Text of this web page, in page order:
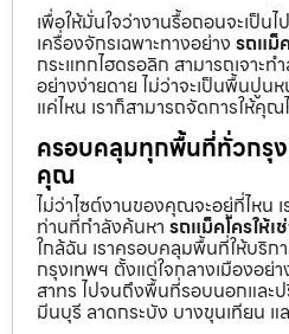
เพื่อให้มั่นใจว่างานรื้อถอนจะเป็น
เครื่องจักรเฉพาะทางอย่าง รถแม็
กระแทกไฮดรอลิก สามารถเจาะท
อย่างง่ายดาย ไม่ว่าจะเป็นพื้นปูน
แค่ไหน เราก็สามารถจัดการให้คุณ
ครอบคลุมทุกพื้นที่ทั่วกรุง
คุณ
ไม่ว่าไซต์งานของคุณจะอยู่ที่ไหน
ท่านที่กำลังค้นหา รถแม็คโครให้เ
ใกล้ฉัน เราครอบคลุมพื้นที่ให้บริก
กรุงเทพฯ ตั้งแต่ใจกลางเมืองอ
สาทร ไปจนถึงพื้นที่รอบนอกแล
มีนบุรี ลาดกระบัง บางขุนเทียน แ